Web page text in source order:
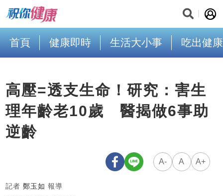
首頁 健康即時 生活大小事 吃出健康
高壓=透支生命！研究：害生
理年齡老10歲 醫揭做6事助
逆齡
A- A A+
記者 鄭玉如 報導